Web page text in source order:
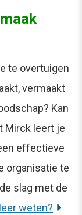
te overtuigen
vermaakt
Kan
Mirck leert je
effectieve
organisatie te
slag met de
weten?